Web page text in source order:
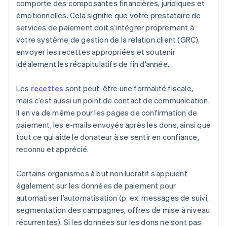
comporte des composantes financières, juridiques et
émotionnelles. Cela signifie que votre prestataire de
services de paiement doit s’intégrer proprement à
votre système de gestion de la relation client (GRC),
envoyer les recettes appropriées et soutenir
idéalement les récapitulatifs de fin d’année.
Les recettes sont peut-être une formalité fiscale,
mais c’est aussi un point de contact de communication.
Il en va de même pour les pages de confirmation de
paiement, les e-mails envoyés après les dons, ainsi que
tout ce qui aide le donateur à se sentir en confiance,
reconnu et apprécié.
Certains organismes à but non lucratif s’appuient
également sur les données de paiement pour
automatiser l’automatisation (p. ex. messages de suivi,
segmentation des campagnes, offres de mise à niveau
récurrentes). Si les données sur les dons ne sont pas